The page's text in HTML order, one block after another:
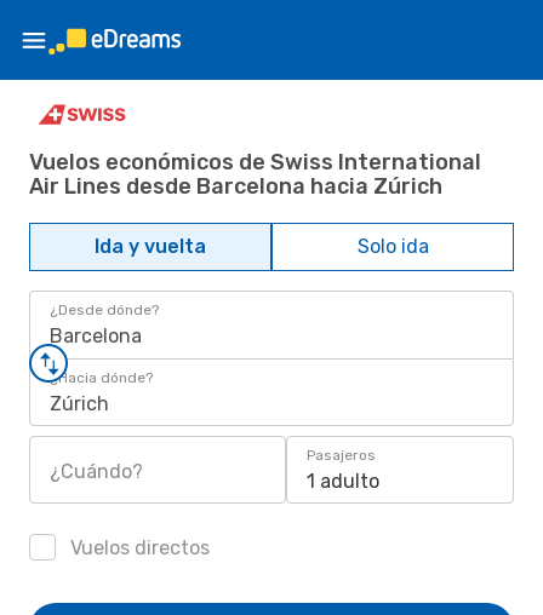
Vuelos económicos de Swiss International
Air Lines desde Barcelona hacia Zúrich
Ida y vuelta Solo ida
¿Desde dónde?
Barcelona
¿Hacia dónde?
Zúrich
¿Cuándo?
Pasajeros
1 adulto
Vuelos directos